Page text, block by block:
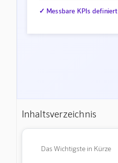
✓ Messbare KPIs definiert
Inhaltsverzeichnis
Das Wichtigste in Kürze